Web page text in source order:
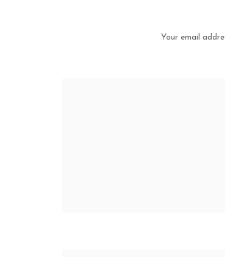
Your email